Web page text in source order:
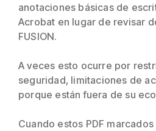
anotaciones básicas de
Acrobat en lugar de revisar
FUSION.
A veces esto ocurre por
seguridad, limitaciones de
porque están fuera de su
Cuando estos PDF